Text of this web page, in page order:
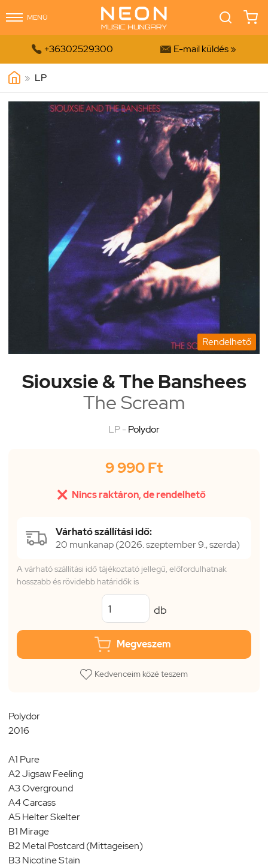
MENÜ
 +36302529300  E-mail küldés »
» LP
Rendelhető
Siouxsie & The Banshees
The Scream
LP -Polydor
9 990 Ft
 Nincs raktáron, de rendelhető
Várható szállítási idő:
20 munkanap (2026. szeptember 9., szerda)
A várható szállítási idő tájékoztató jellegű, előfordulhatnak
hosszabb és rövidebb határidők is
db
Megveszem
Kedvenceim közé teszem
Polydor
2016
A1 Pure
A2 Jigsaw Feeling
A3 Overground
A4 Carcass
A5 Helter Skelter
B1 Mirage
B2 Metal Postcard (Mittageisen)
B3 Nicotine Stain